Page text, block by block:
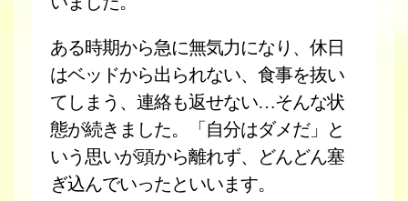
ある時期から急に無気力になり、休日
はベッドから出られない、食事を抜い
てしまう、連絡も返せない…そんな状
態が続きました。「自分はダメだ」と
いう思いが頭から離れず、どんどん塞
ぎ込んでいったといいます。